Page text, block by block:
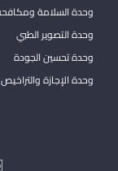
وحدة السلامة
وحدة التصوير الطبي
وحدة تحسين الجودة
وحدة الإجازة والتراخيص